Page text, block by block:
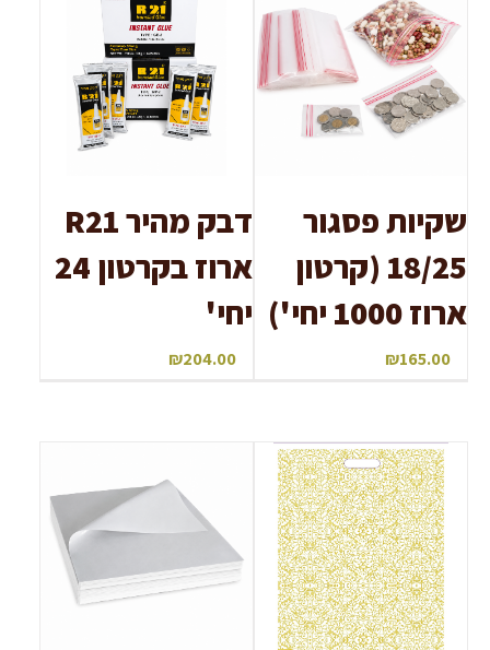
שקיות פסגור
18/25 (קרטון
ארוז 1000 יחי')
₪165.00
דבק מהיר R21
ארוז בקרטון 24
יחי'
₪204.00